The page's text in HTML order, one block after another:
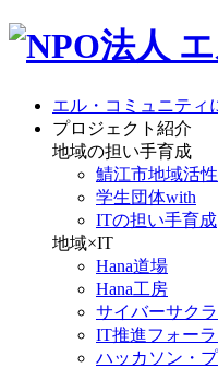
エル・コミュニティ
プロジェクト紹介
地域の担い手育成
鯖江市地域活
学生団体with
ITの担い手育成
地域×IT
Hana道場
Hana工房
サイバーサクラ
IT推進フォーラ
ハッカソン・